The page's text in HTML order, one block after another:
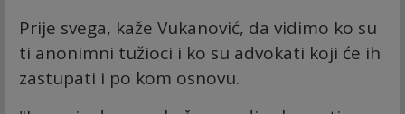
Prije svega, kaže Vukanović, da vidimo ko su
ti anonimni tužioci i ko su advokati koji će ih
zastupati i po kom osnovu.